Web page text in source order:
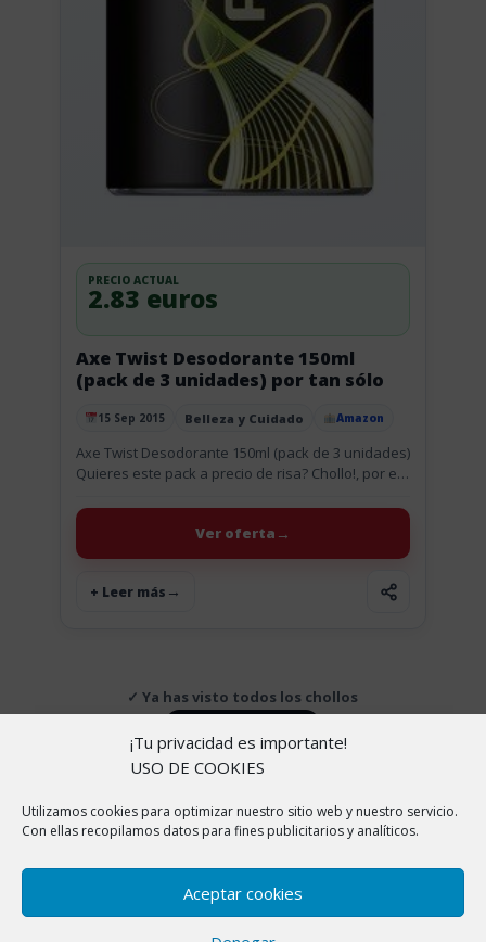
¡Tu privacidad es importante!
USO DE COOKIES
Utilizamos cookies para optimizar nuestro sitio web y nuestro servicio.
Con ellas recopilamos datos para fines publicitarios y analíticos.
Aceptar cookies
Publicado el
15 Sep 2015 Belleza y Cuidado Amazon
Axe Twist Desodorante 150ml
(pack de 3 unidades) por tan sólo
PRECIO ACTUAL
2.83 euros
Axe Twist Desodorante 150ml (pack de 3 unidades)
Quieres este pack a precio de risa? Chollo!, por el
+ Leer más
Ver oferta
✓ Ya has visto todos los chollos
Copyright © 2026 |Aviso Legal|Política de
cookies|Política de Privacidad|Sobre nosotros
En ChollitosChollazos.com participamos en programas
de afiliación de AliExpress, Amazon y otras